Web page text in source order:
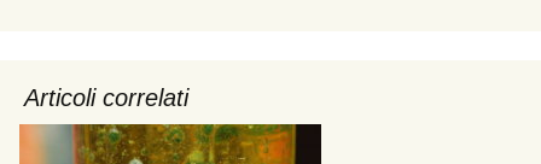
Articoli correlati